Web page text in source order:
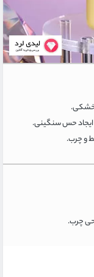
خشکی.
ایجاد حس سنگینی.
و چرب.
چرب.